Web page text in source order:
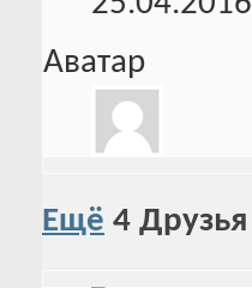
Аватар
Ещё 4 Друзья